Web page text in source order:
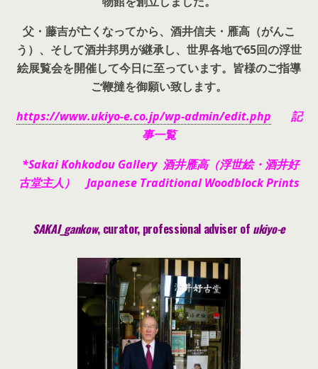
父・藤吉が亡くなってから、酒井信夫・雁高（がんこ
う）、そして酒井邦男が継承し、世界各地で65回の浮世
絵展覧会を開催して今日に至っています。皆様のご指導
ご鞭撻を御願い致します。
https://www.ukiyo-e.co.jp/wp-admin/edit.php 記
事一覧
*Sakai Kohkodou Gallery 酒井雁高（浮世絵・酒井好
古堂主人） Japanese Traditional Woodblock Prints
SAKAI_gankow, curator, professional adviser of ukiyo-e